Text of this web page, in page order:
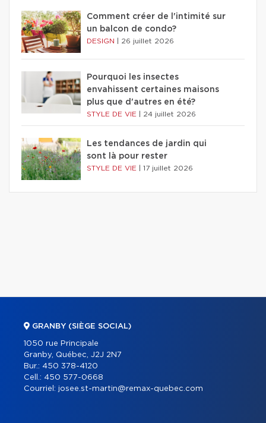
Comment créer de l'intimité sur
un balcon de condo?
DESIGN 26 juillet 2026
Pourquoi les insectes
envahissent certaines maisons
plus que d'autres en été?
STYLE DE VIE 24 juillet 2026
Les tendances de jardin qui
sont là pour rester
STYLE DE VIE 17 juillet 2026
GRANBY (SIÈGE SOCIAL)
1050 rue Principale
Granby, Québec, J2J 2N7
Bur.: 450 378-4120
Cell.: 450 577-0668
Courriel: josee.st-martin@remax-quebec.com